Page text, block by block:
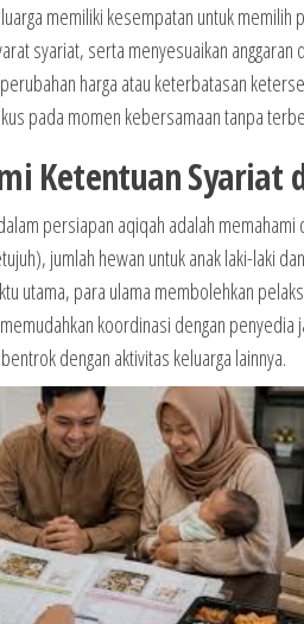
memiliki kesempatan untuk
syariat, serta menyesuaikan
harga atau keterbatasan
pada momen kebersamaan tanpa
Ketentuan Syariat
persiapan aqiqah adalah
jumlah hewan untuk anak laki-laki
utama, para ulama membolehkan
koordinasi dengan
dengan aktivitas keluarga lainnya.